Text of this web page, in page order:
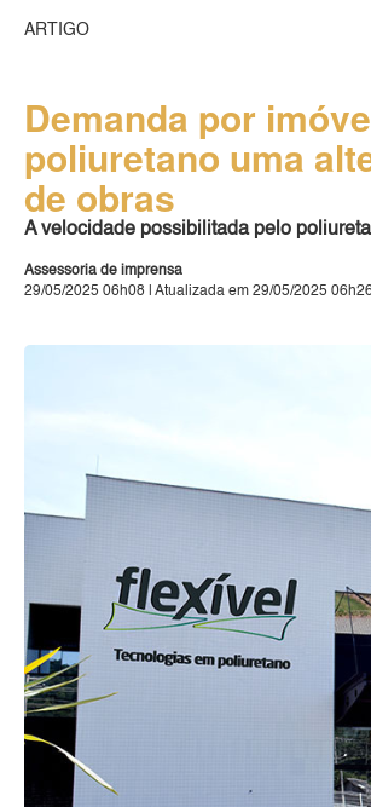
ARTIGO
Demanda por
poliuretano uma
de obras
A velocidade possibilitada pelo
Assessoria de imprensa
29/05/2025 06h08 | Atualizada em 29/05/2025